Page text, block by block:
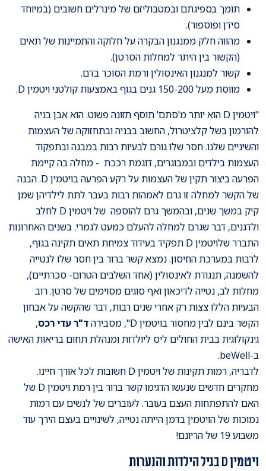
תומך בספיגתם ובמטבוליזם של מינרלים חשובים (במיוחד
סידן ופוספור).
מהווה חלק ממנגנון הבקרה על חלוקה והתמיינות של תאים
(הקשור בין היתר למחלות הסרטן).
קשור למנגנון האינסולין ורמת הסוכר בדם.
מווסת מעל 150-200 גנים בגוף באמצעות קולטני ויטמין D.
"ויטמין D הוא יותר מ'סתם' תוסף תזונה פשוט. הוא אבן בניה
להורמון בשל קלציטרול, החשוב בבניה ובתחזוקה של העצמות
והשיניים שלנו. חסר שלו גורם לבעיות רבות במבנה ובתפקוד
העצמות בילדים ובמבוגרים, דוגמת רככת - מחלה בה קיימת
הפרעה ביצור תקין של העצמות על רקע הפרעה בויטמין D. הבנה
של הקשר למחלה זו גרם לאמהות רבות בעבר לתת לילדיהן שמן
קיק במשך שנים, ובהמשך גרם להוספה של ויטמין D לחלב
ולדגנים, דבר שגרם למחלה להעלם כמעט לגמרי. בשנים האחרונות
התברר שלויטמין D תפקיד בעידוד צמיחת תאים תקינה בגוף,
לרבות במערכת החיסון. נמצא קשר ברור בין חסר שלו לנטייה
להשמנה, תנגודת לאינסולין (אחד השלבים הטרום- סכרתיים),
מחלות לב, נטייה לדיכאון ואף סוגים מסוימים של סרטן. רוב
הבעיות הללו צצות רק אחרי שנים רבות, דבר שהקשה על אבחון
הקשר בינם לבין מחסור בויטמין D", מסבירה
ד"ר עדי רכס,
גינקולוגית בבית החולים ליס ליולדות ומנהלת תחום בריאות האישה
ב-beWell.
לדבריה, רמות תקינות של ויטמין D חשובות לכל אורך חיינו.
מחקרים חדשים שנעשו הדגימו קשר ברור בין רמת ויטמין D של
האם להתפתחות העצם בעובר. לעוברים של לנשים עם רמות
נמוכות של הויטמין בדמן הייתה נטייה, לשינויים בעצם הירך עוד
משבוע 19 של הריונם!
ויטמין D בגיל הילדות והנערות